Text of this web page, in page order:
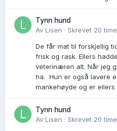
Tynn hund
Av Lisen · Skrevet 20
De får mat til forskjellig
frisk og rask. Ellers
veterinæren alt. Når jeg
ha. Hun er også lavere
mankehøyde og er ellers
Tynn hund
Av Lisen · Skrevet 20